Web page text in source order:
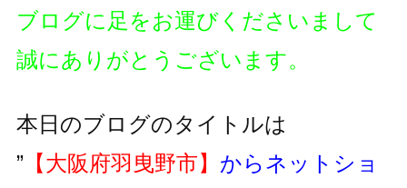
ブログに足をお運びくださいまして
誠にありがとうございます。
本日のブログのタイトルは
”【大阪府羽曳野市】 からネットショ